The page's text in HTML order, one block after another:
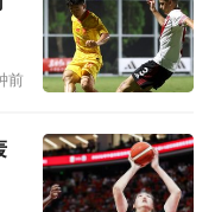
虎的成员来说，
“我们那个时候条
年，那时候的目
。那个时候也有
前